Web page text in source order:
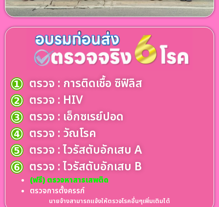
ตรวจ : การติดเชื้อ ซิฟิลิส
ตรวจ : HIV
ตรวจ : เอ็กซเรย์ปอด
ตรวจ : วัณโรค
ตรวจ : ไวรัสตับอักเสบ A
ตรวจ : ไวรัสตับอักเสบ B
(ฟรี) ตรวจหาสารเสพติด
ตรวจการตั้งครรภ์
นายจ้างสามารถแจ้งให้ตรวจโรคอื่นๆเพิ่มเติมได้